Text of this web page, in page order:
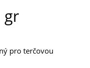
gr
pro terčovou